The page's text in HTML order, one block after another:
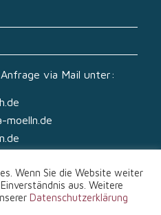
via Mail unter:
moelln.de
Wenn Sie die Website weiter
aus. Weitere
Datenschutzerklärung